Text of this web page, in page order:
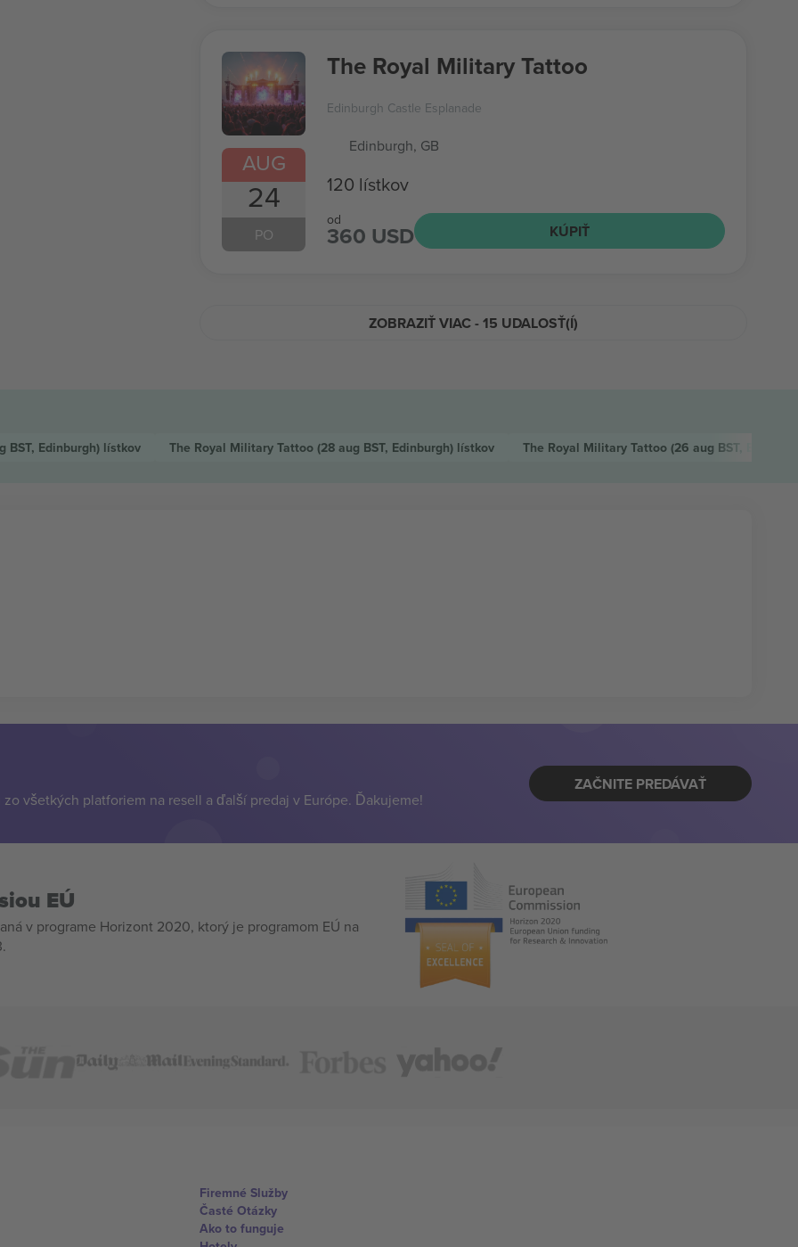
AUG
24
PO
The Royal Military Tattoo
Edinburgh Castle Esplanade
Edinburgh, GB
120 lístkov
od
360 USD KÚPIŤ
ZOBRAZIŤ VIAC - 15 UDALOSŤ(Í)
BST, Edinburgh) lístkov The Royal Military Tattoo (28 aug BST, Edinburgh) lístkov The Royal Military Tattoo (26 aug BST,
všetkých platforiem na resell a ďalší predaj v Európe. Ďakujeme!
ZAČNITE PREDÁVAŤ
EÚ
v programe Horizont 2020, ktorý je programom EÚ na
Firemné Služby
Časté Otázky
Ako to funguje